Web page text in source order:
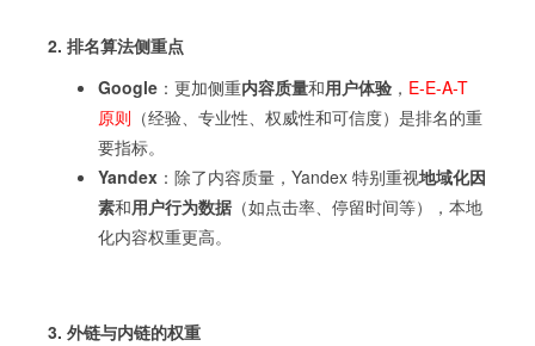
2. 排名算法侧重点
Google ：更加侧重内容质量和用户体验 ， E-E-A-T
原则 （经验、专业性、权威性和可信度）是排名的重
要指标。
Yandex ：除了内容质量，Yandex 特别重视地域化因
素和用户行为数据 （如点击率、停留时间等），本地
化内容权重更高。
3. 外链与内链的权重